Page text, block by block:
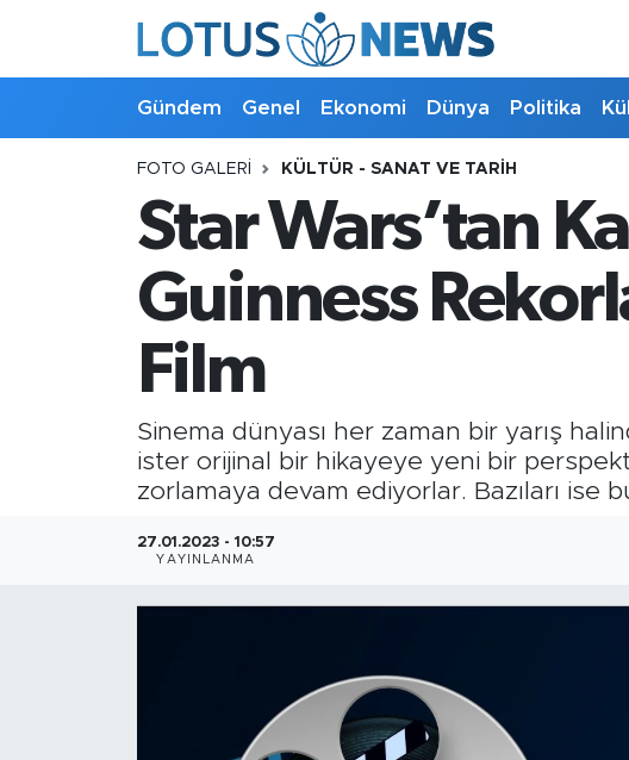
Gündem Genel Ekonomi Dünya Politika
FOTO GALERI KÜLTÜR - SANAT VE TARIH
Star Wars’tan
Guinness
Film
Sinema dünyası her zaman bir yarış
ister orijinal bir hikayeye yeni bir
zorlamaya devam ediyorlar. Bazıları ise
27.01.2023 - 10:57
YAYINLANMA
Bilim ve Teknoloji